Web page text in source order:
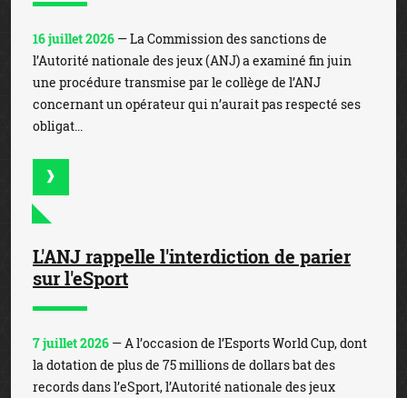
16 juillet 2026 — La Commission des sanctions de
l’Autorité nationale des jeux (ANJ) a examiné fin juin
une procédure transmise par le collège de l’ANJ
concernant un opérateur qui n’aurait pas respecté ses
obligat...
L'ANJ rappelle l'interdiction de parier
sur l'eSport
7 juillet 2026 — A l’occasion de l’Esports World Cup, dont
la dotation de plus de 75 millions de dollars bat des
records dans l’eSport, l’Autorité nationale des jeux